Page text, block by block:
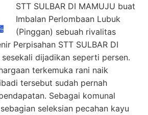
STT SULBAR DI MAMUJU buat
Imbalan Perlombaan Lubuk
(Pinggan) sebuah rivalitas
Perpisahan STT SULBAR DI
dijadikan seperti persen.
terkemuka rani naik
tersebut sudah pernah
Sebagai komunal
seleksian pecahan kayu